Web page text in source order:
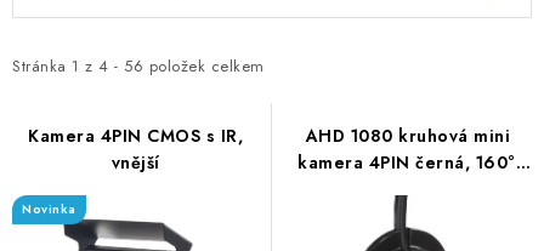
PŮJČOVNA
AKCE
p
i
o
d
Stránka 1 z 4 - 56 položek celkem
e
r
Kamera 4PIN CMOS s IR,
vnější
Novinka
AHD 1080 kruhová mini
kamera 4PIN černá, 160°,
vnější